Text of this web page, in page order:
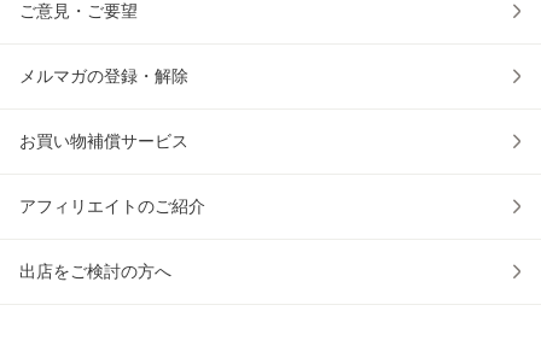
ご意見・ご要望
メルマガの登録・解除
お買い物補償サービス
アフィリエイトのご紹介
出店をご検討の方へ